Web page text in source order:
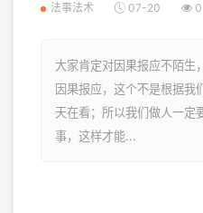
法事法术 07-20 0
大家肯定对因果报应不陌生
因果报应，这个不是根据我
天在看；所以我们做人一定
事，这样才能...